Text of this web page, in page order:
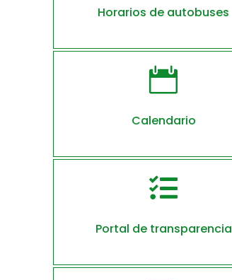
Horarios de autobuses

Calendario

Portal de transparencia